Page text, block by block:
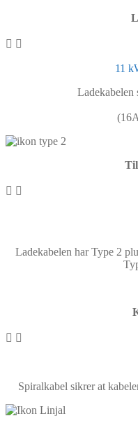
11
Ladekabelen
Ladekabelen har Type 2
Spiralkabel sikrer at